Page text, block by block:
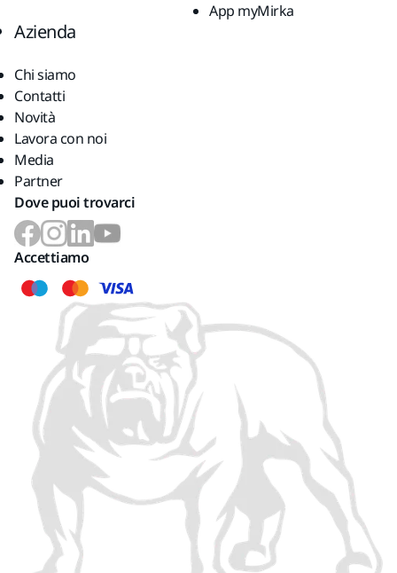
App myMirka
Azienda
Chi siamo
Contatti
Novità
Lavora con noi
Media
Partner
Dove puoi trovarci
Accettiamo